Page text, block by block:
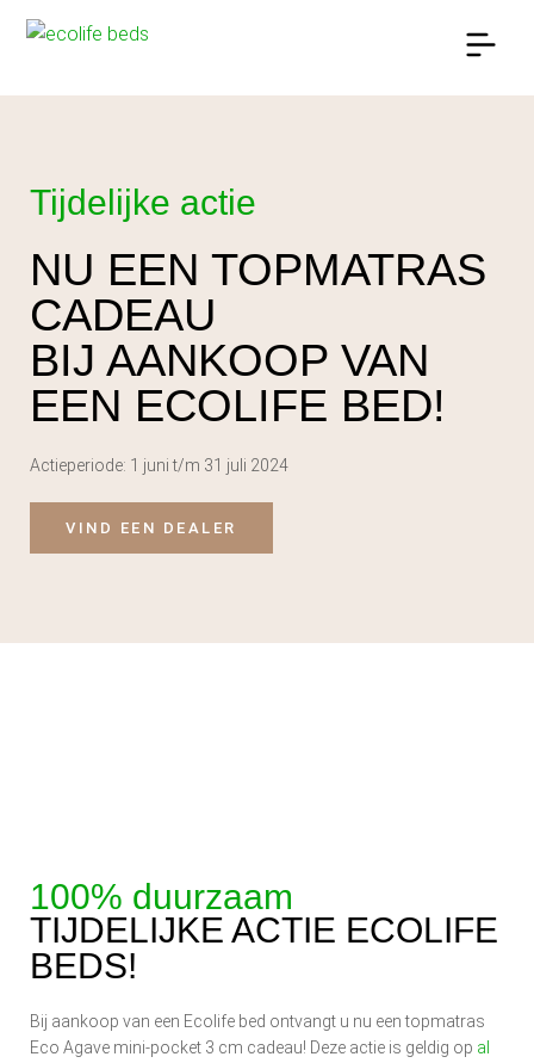
Tijdelijke actie
NU EEN TOPMATRAS
CADEAU
BIJ AANKOOP VAN
EEN ECOLIFE BED!
Actieperiode: 1 juni t/m 31 juli 2024
VIND EEN DEALER
100% duurzaam
TIJDELIJKE ACTIE ECOLIFE
BEDS!
Bij aankoop van een Ecolife bed ontvangt u nu een topmatras
Eco Agave mini-pocket 3 cm cadeau! Deze actie is geldig op al